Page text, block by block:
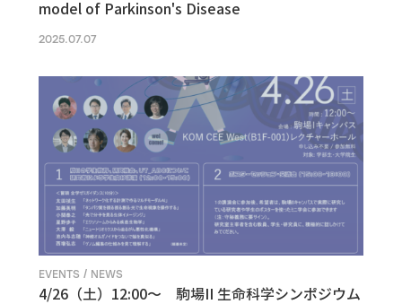
model of Parkinson's Disease
2025.07.07
EVENTS / NEWS
4/26（土）12:00〜 駒場II 生命科学シンポジウム